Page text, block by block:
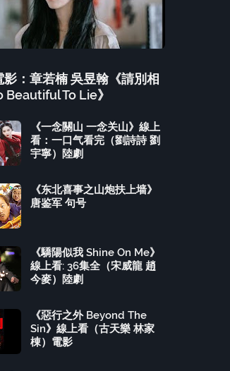
影：章若楠 吳昱翰《請別相
Beautiful To Lie》
《一念關山 一念关山》線上
看：一口气看完（劉詩詩 劉
宇寧）陸劇
《东北喜事之山炮扶上墙》
唐鉴军 句号
《驕陽似我 Shine On Me》
線上看: 36集全（宋威龍 趙
今麥）陸劇
《惡行之外 Beyond The
Sin》線上看（古天樂 林家
棟）電影